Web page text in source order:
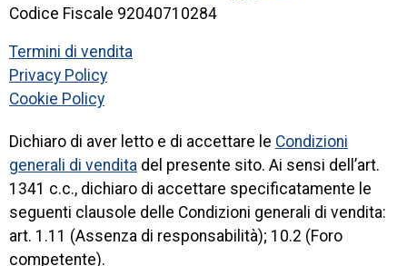
Codice Fiscale 92040710284
Termini di vendita
Privacy Policy
Cookie Policy
Dichiaro di aver letto e di accettare le Condizioni
generali di vendita del presente sito. Ai sensi dell’art.
1341 c.c., dichiaro di accettare specificatamente le
seguenti clausole delle Condizioni generali di vendita:
art. 1.11 (Assenza di responsabilità); 10.2 (Foro
competente).